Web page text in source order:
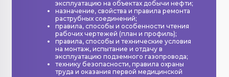
эксплуатацию на объектах добычи нефти;
назначение, свойства и правила ремонта
раструбных соединений;
правила, способы и особенности чтения
рабочих чертежей (план и профиль);
правила, способы и технические условия
на монтаж, испытание и отдачу в
эксплуатацию подземного газопровода;
технику безопасности, правила охраны
труда и оказания первой медицинской